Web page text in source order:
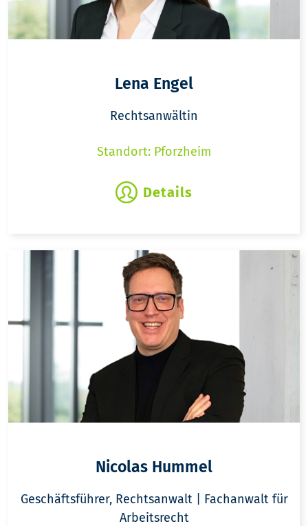
Lena Engel
Rechtsanwältin
Standort: Pforzheim
Details
Nicolas Hummel
Geschäftsführer, Rechtsanwalt | Fachanwalt für
Arbeitsrecht